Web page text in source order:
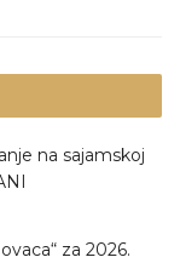
na sajamskoj
za 2026.